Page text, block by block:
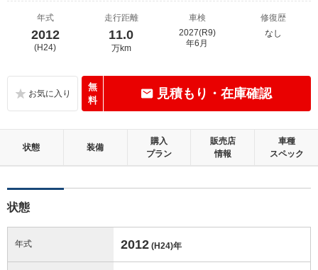
年式
2012
(H24)
走行距離
11.0
万km
車検
2027(R9)
年6月
修復歴
なし
無
料
見積もり・在庫確認
状態 装備
購入
プラン
販売店
情報
車種
スペック
状態
年式 2012 (H24)年